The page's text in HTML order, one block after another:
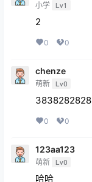
小学 Lv1
2
0 0
chenze
萌新 Lv0
3838282828
0 0
123aa123
萌新 Lv0
哈哈